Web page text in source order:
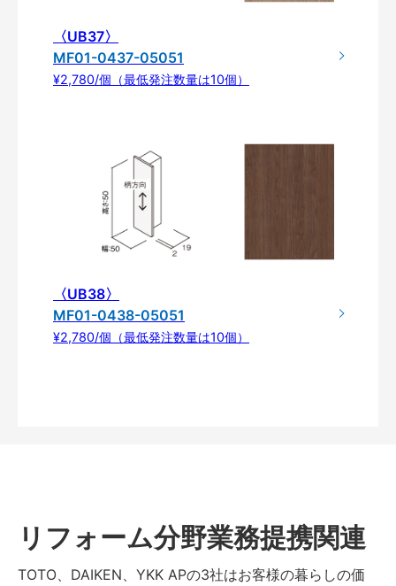
〈UB37〉
MF01-0437-05051
¥2,780/個（最低発注数量は10個）
〈UB38〉
MF01-0438-05051
¥2,780/個（最低発注数量は10個）
リフォーム分野業務提携関連
TOTO、DAIKEN、YKK APの3社はお客様の暮らしの価